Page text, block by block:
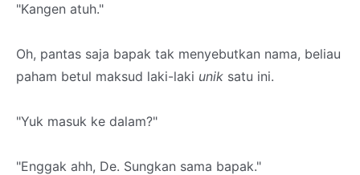
"Kangen atuh."
Oh, pantas saja bapak tak menyebutkan nama, beliau
paham betul maksud laki-laki unik satu ini.
"Yuk masuk ke dalam?"
"Enggak ahh, De. Sungkan sama bapak."